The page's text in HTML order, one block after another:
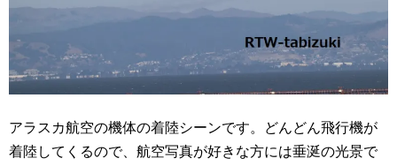
アラスカ航空の機体の着陸シーンです。どんどん飛行機が
着陸してくるので、航空写真が好きな方には垂涎の光景で